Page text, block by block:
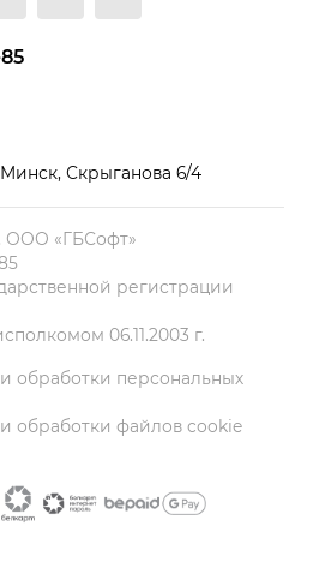
Скрыганова 6/4
ООО «ГБСофт»
регистрации
06.11.2003 г.
обработки персональных
обработки файлов cookie